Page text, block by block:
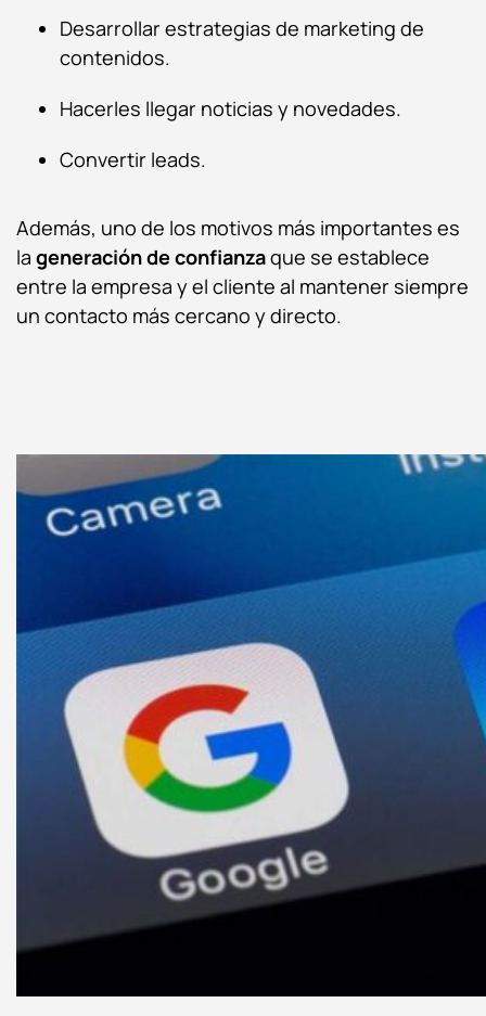
Desarrollar estrategias de marketing de
contenidos.
Hacerles llegar noticias y novedades.
Convertir leads.
Además, uno de los motivos más importantes es
la generación de confianzaque se establece
entre la empresa y el cliente al mantener siempre
un contacto más cercano y directo.